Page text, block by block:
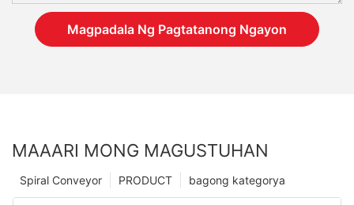
Magpadala Ng Pagtatanong Ngayon
MAAARI MONG MAGUSTUHAN
bagong kategorya
PRODUCT
Spiral Conveyor